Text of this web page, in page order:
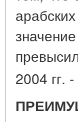
2004 гг.